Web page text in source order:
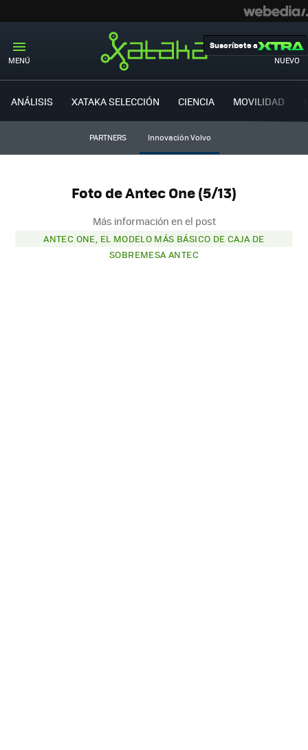
MENÚ NUEVO
Suscríbete a
ANÁLISIS XATAKA SELECCIÓN CIENCIA MOVILIDAD
PARTNERS Innovación Volvo
Foto de Antec One (5/13)
Más información en el post
ANTEC ONE, EL MODELO MÁS BÁSICO DE CAJA DE
SOBREMESA ANTEC